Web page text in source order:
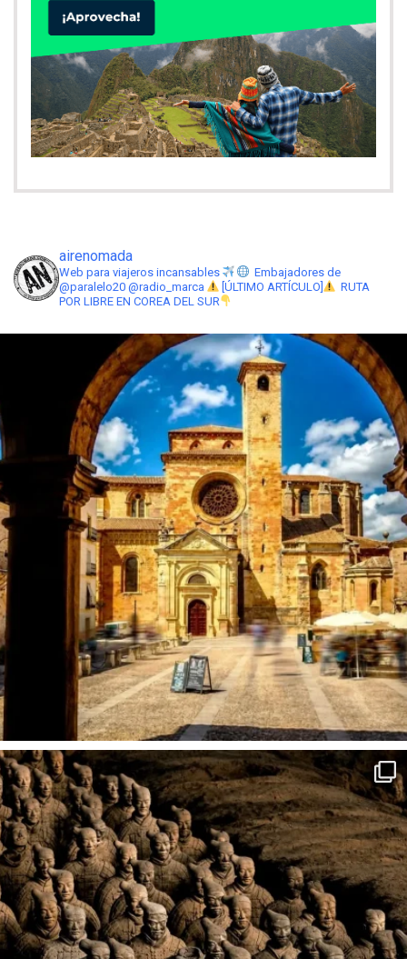
airenomada
Web para viajeros incansables
Embajadores de
@paralelo20 @radio_marca
[ÚLTIMO ARTÍCULO]
RUTA
POR LIBRE EN COREA DEL SUR